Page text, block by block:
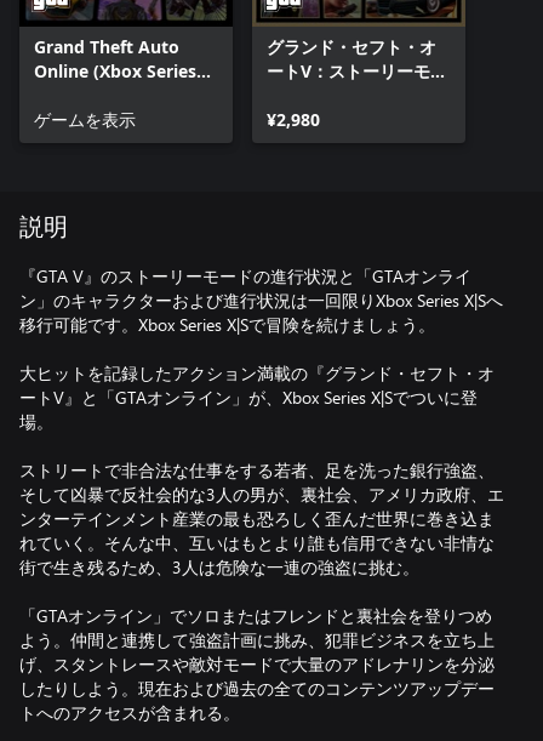
Grand Theft Auto
Online (Xbox Series
ゲームを表示
グランド・セフト・オ
ートV：ストーリーモー
¥2,980
説明
『GTA V』のストーリーモードの進行状況と「GTAオンライ
ン」のキャラクターおよび進行状況は一回限りXbox Series X|Sへ
移行可能です。Xbox Series X|Sで冒険を続けましょう。
大ヒットを記録したアクション満載の『グランド・セフト・オ
ートV』と「GTAオンライン」が、Xbox Series X|Sでついに登
場。
ストリートで非合法な仕事をする若者、足を洗った銀行強盗、
そして凶暴で反社会的な3人の男が、裏社会、アメリカ政府、エ
ンターテインメント産業の最も恐ろしく歪んだ世界に巻き込ま
れていく。そんな中、互いはもとより誰も信用できない非情な
街で生き残るため、3人は危険な一連の強盗に挑む。
「GTAオンライン」でソロまたはフレンドと裏社会を登りつめ
よう。仲間と連携して強盗計画に挑み、犯罪ビジネスを立ち上
げ、スタントレースや敵対モードで大量のアドレナリンを分泌
したりしよう。現在および過去の全てのコンテンツアップデー
トへのアクセスが含まれる。